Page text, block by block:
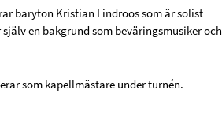
baryton Kristian Lindroos som är solist
en bakgrund som beväringsmusiker och
som kapellmästare under turnén.